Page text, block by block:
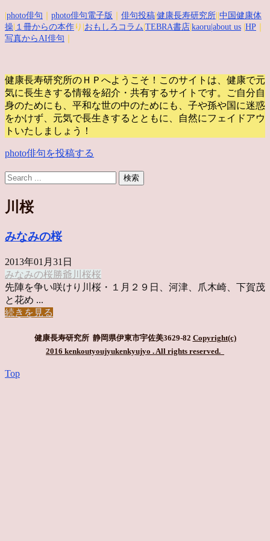
photo俳句 photo俳句電子版 俳句投稿 健康長寿研究所 中国健康体
操 １冊からの本作 り| おもしろコラム TEBRA書店 kaoru |about us HP
写真からAI俳句
健康長寿研究所のＨＰへようこそ！このサイトは、健康で元
気に長生きする情報を紹介・共有するサイトです。
ご自分自
身のためにも、平和な世の中のためにも、子や孫や国に迷惑
をかけず、元気で長生きするとともに、自然にフェイドアウ
トいたしましょう！
photo俳句を投稿する
川桜
みなみの桜
2013年01月31日
みなみの桜勝爺 川桜桜
先陣を争い咲けり川桜・１月２９日、河津、爪木崎、下賀茂
と花め ...
続きを見る
健康長寿研究所 静岡県伊東市宇佐美3629-82 Copyright(c)
2016 kenkoutyoujyukenkyujyo . All rights reserved.
Top